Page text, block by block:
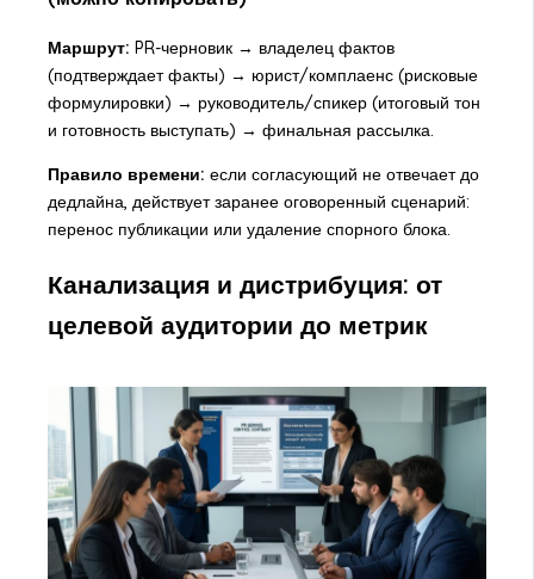
Маршрут: PR-черновик → владелец фактов
(подтверждает факты) → юрист/комплаенс (рисковые
формулировки) → руководитель/спикер (итоговый тон
и готовность выступать) → финальная рассылка.
Правило времени: если согласующий не отвечает до
дедлайна, действует заранее оговоренный сценарий:
перенос публикации или удаление спорного блока.
Канализация и дистрибуция: от
целевой аудитории до метрик